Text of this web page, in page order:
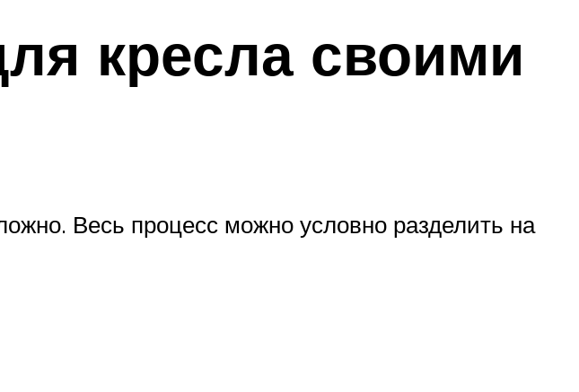
кресла своими
Весь процесс можно условно разделить на